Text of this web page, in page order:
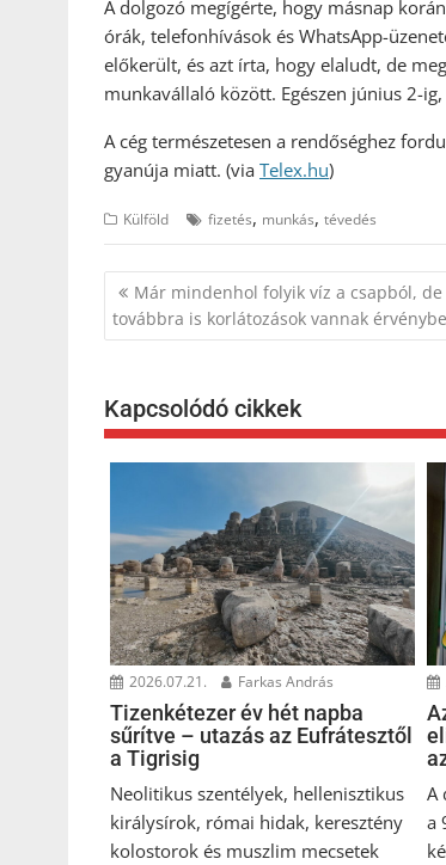
A dolgozó megígérte, hogy másnap
órák, telefonhívások és WhatsApp-
előkerült, és azt írta, hogy elaludt, de
munkavállaló között. Egészen június 2-
A cég természetesen a rendőséghez
gyanúja miatt. (via Telex.hu)
Külföld fizetés, munkás, tévedés
Bejegyzés
navigáció
Már mindenhol folyik víz a csapból,
továbbra is korlátozások vannak
Kapcsolódó cikkek
2026.07.21. Farkas András
Tizenkétezer év hét napba
sűrítve – utazás az Eufrátesztől
a Tigrisig
Neolitikus szentélyek, hellenisztikus
királysírok, római hidak, keresztény
kolostorok és muszlim mecsetek
A
a